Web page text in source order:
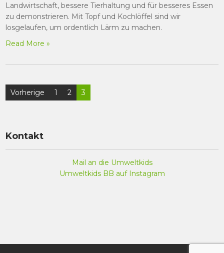
Landwirtschaft, bessere Tierhaltung und für besseres Essen
zu demonstrieren. Mit Topf und Kochlöffel sind wir
losgelaufen, um ordentlich Lärm zu machen.
Read More »
Beitragsnavigation
Vorherige 1 2 3
Kontakt
Mail an die Umweltkids
Umweltkids BB auf Instagram